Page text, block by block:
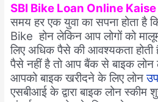
SBI Bike Loan Online
समय हर एक युवा का सपना होता है
Bike होन लेकिन आप लोगों को
लिए अधिक पैसे की आवश्यकता
पैसे नहीं है तो आप बैंक से बाइक
आपको बाइक खरीदने के लिए लोन
एसबीआई के द्वारा बाइक लोन